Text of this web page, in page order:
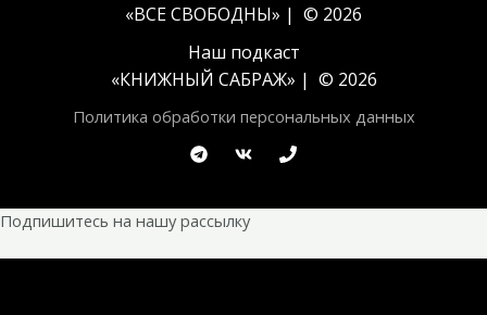
«ВСЕ СВОБОДНЫ» | © 2026
Наш подкаст
«КНИЖНЫЙ САБРАЖ» | © 2026
Политика обработки персональных данных
Подпишитесь на нашу рассылку